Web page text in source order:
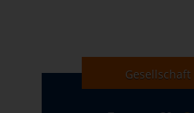
Gesellschaft